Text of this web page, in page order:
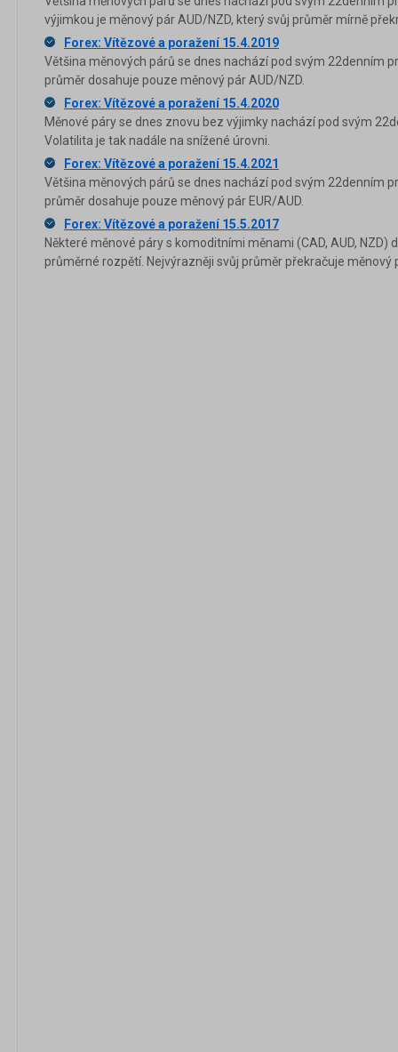
výjimkou je měnový pár AUD/NZD, který svůj průměr mírně
Forex: Vítězové a poražení 15.4.2019
Většina měnových párů se dnes nachází pod svým 22denním
průměr dosahuje pouze měnový pár AUD/NZD.
Forex: Vítězové a poražení 15.4.2020
Měnové páry se dnes znovu bez výjimky nachází pod svým
Volatilita je tak nadále na snížené úrovni.
Forex: Vítězové a poražení 15.4.2021
Většina měnových párů se dnes nachází pod svým 22denním
průměr dosahuje pouze měnový pár EUR/AUD.
Forex: Vítězové a poražení 15.5.2017
Některé měnové páry s komoditními měnami (CAD, AUD, NZD)
průměrné rozpětí. Nejvýrazněji svůj průměr překračuje měnový